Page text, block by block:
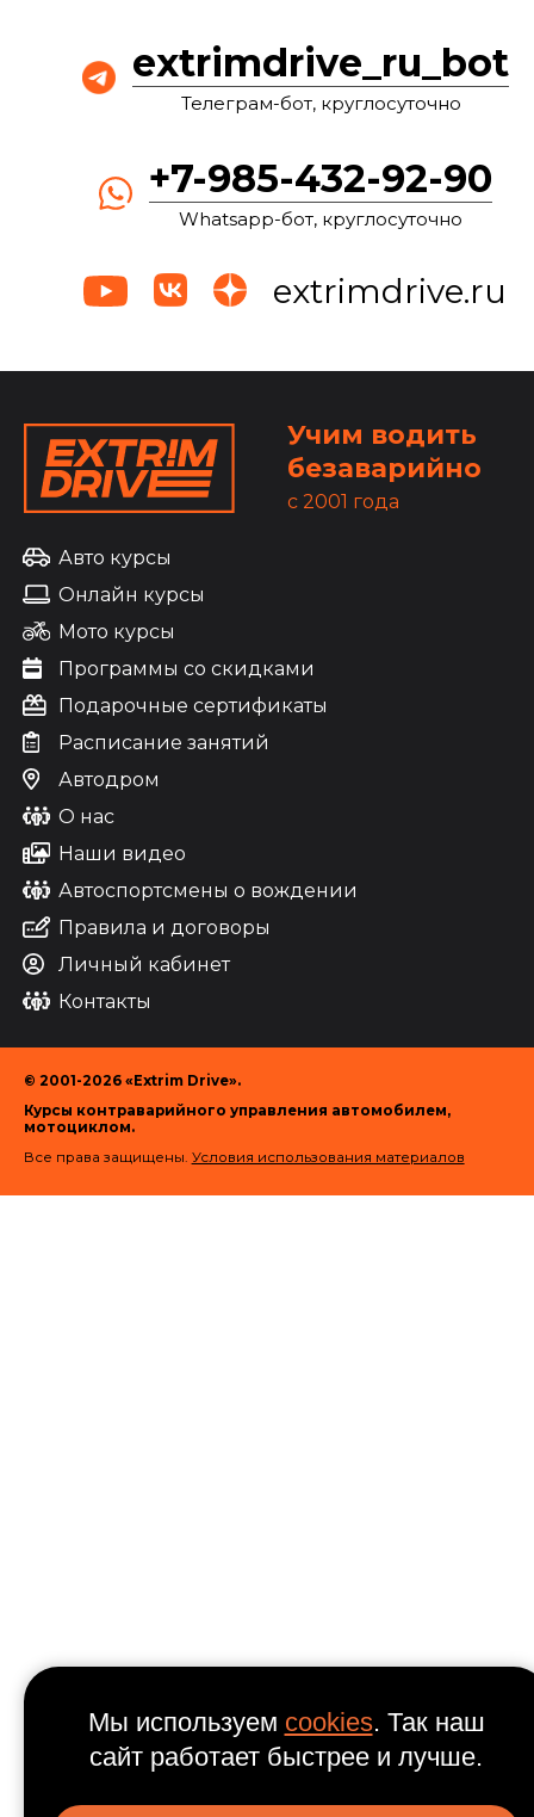
extrimdrive_ru_bot
Телеграм-бот, круглосуточно
+7-985-432-92-90
Whatsapp-бот, круглосуточно
extrimdrive.ru
Учим водить
безаварийно
c 2001 года
Авто курсы
Онлайн курсы
Мото курсы
Программы со скидками
Подарочные сертификаты
Расписание занятий
Автодром
О нас
Наши видео
Автоспортсмены о вождении
Правила и договоры
Личный кабинет
Контакты
© 2001-2026 «Extrim Drive».
Курсы контраварийного управления автомобилем,
мотоциклом.
Все права защищены. Условия использования материалов
Мы используем cookies. Так наш
сайт работает быстрее и лучше.